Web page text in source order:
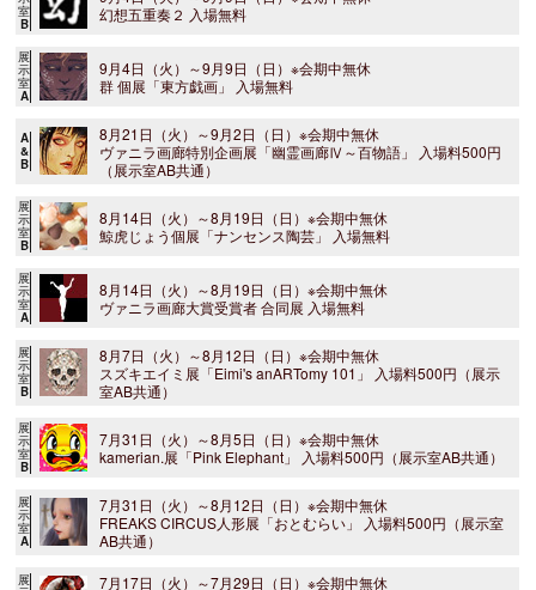
室
B
幻想五重奏２ 入場無料
展
示
室
A
9月4日（火）～9月9日（日）※会期中無休
群 個展「東方戯画」 入場無料
A
&
B
8月21日（火）～9月2日（日）※会期中無休
ヴァニラ画廊特別企画展「幽霊画廊Ⅳ～百物語」 入場料500円
（展示室AB共通）
展
示
室
B
8月14日（火）～8月19日（日）※会期中無休
鯨虎じょう個展「ナンセンス陶芸」 入場無料
展
示
室
A
8月14日（火）～8月19日（日）※会期中無休
ヴァニラ画廊大賞受賞者 合同展 入場無料
展
示
室
B
8月7日（火）～8月12日（日）※会期中無休
スズキエイミ展「Eimi's anARTomy 101」 入場料500円（展示
室AB共通）
展
示
室
B
7月31日（火）～8月5日（日）※会期中無休
kamerian.展「Pink Elephant」 入場料500円（展示室AB共通）
展
示
室
A
7月31日（火）～8月12日（日）※会期中無休
FREAKS CIRCUS人形展「おとむらい」 入場料500円（展示室
AB共通）
展
7月17日（火）～7月29日（日）※会期中無休